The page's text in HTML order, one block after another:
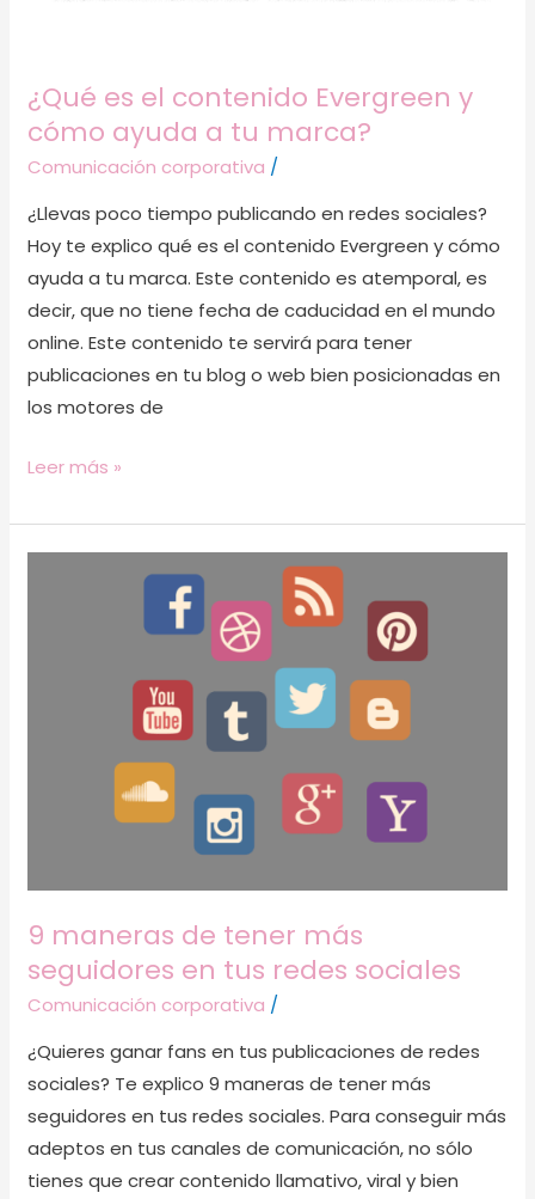
¿Qué es el contenido Evergreen y
cómo ayuda a tu marca?
Comunicación corporativa /
¿Llevas poco tiempo publicando en redes sociales?
Hoy te explico qué es el contenido Evergreen y cómo
ayuda a tu marca. Este contenido es atemporal, es
decir, que no tiene fecha de caducidad en el mundo
online. Este contenido te servirá para tener
publicaciones en tu blog o web bien posicionadas en
los motores de
Leer más »
9 maneras de tener más
seguidores en tus redes sociales
Comunicación corporativa /
¿Quieres ganar fans en tus publicaciones de redes
sociales? Te explico 9 maneras de tener más
seguidores en tus redes sociales. Para conseguir más
adeptos en tus canales de comunicación, no sólo
tienes que crear contenido llamativo, viral y bien